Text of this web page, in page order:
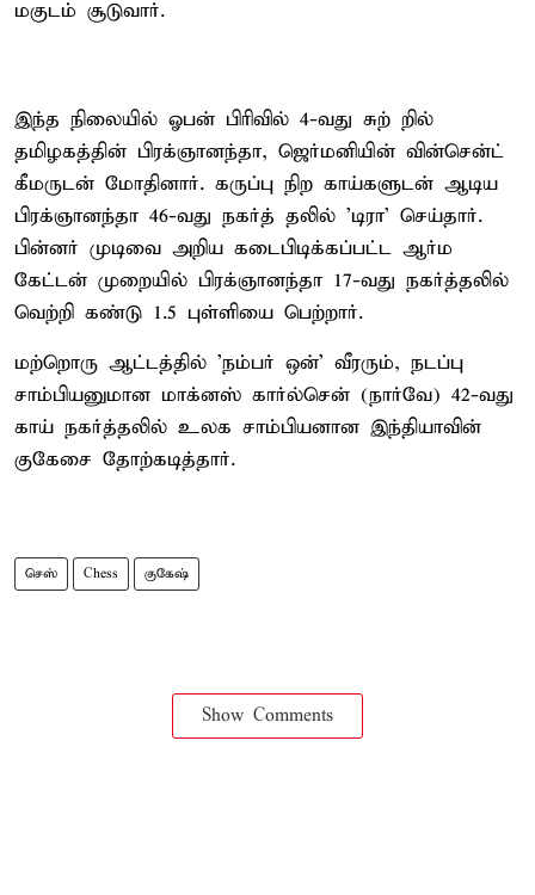
மகுடம் சூடுவார்.
இந்த நிலையில் ஓபன் பிரிவில் 4-வது சுற் றில்
தமிழகத்தின் பிரக்ஞானந்தா, ஜெர்மனியின் வின்சென்ட்
கீமருடன் மோதினார். கருப்பு நிற காய்களுடன் ஆடிய
பிரக்ஞானந்தா 46-வது நகர்த் தலில் 'டிரா' செய்தார்.
பின்னர் முடிவை அறிய கடைபிடிக்கப்பட்ட ஆர்ம
கேட்டன் முறையில் பிரக்ஞானந்தா 17-வது நகர்த்தலில்
வெற்றி கண்டு 1.5 புள்ளியை பெற்றார்.
மற்றொரு ஆட்டத்தில் 'நம்பர் ஒன்' வீரரும், நடப்பு
சாம்பியனுமான மாக்னஸ் கார்ல்சென் (நார்வே) 42-வது
காய் நகர்த்தலில் உலக சாம்பியனான இந்தியாவின்
குகேசை தோற்கடித்தார்.
செஸ் Chess குகேஷ்
Show Comments